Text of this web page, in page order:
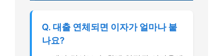
Q. 대출 연체되면 이자가 얼마나 붙
나요?